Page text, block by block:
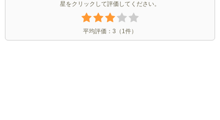
星をクリックして評価してください。
平均評価： 3 （ 1件）